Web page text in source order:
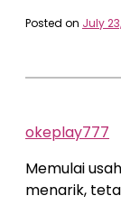
Posted on July
okeplay777
Memulai
menarik,